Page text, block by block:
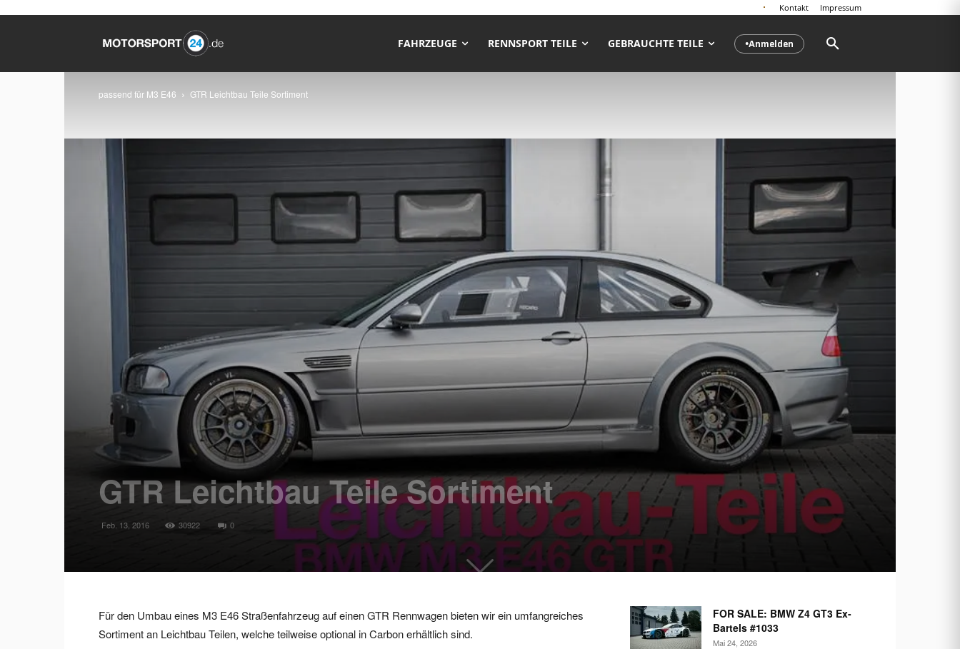
Kontakt Impressum
●Anmelden
FAHRZEUGE RENNSPORT TEILE GEBRAUCHTE TEILE
passend für M3 E46 GTR Leichtbau Teile Sortiment
GTR Leichtbau Teile Sortiment
Feb. 13, 2016 30922 0
Für den Umbau eines M3 E46 Straßenfahrzeug auf einen GTR Rennwagen bieten wir ein umfangreiches
Sortiment an Leichtbau Teilen, welche teilweise optional in Carbon erhältlich sind.
FOR SALE: BMW Z4 GT3 Ex-
Bartels #1033
Mai 24, 2026